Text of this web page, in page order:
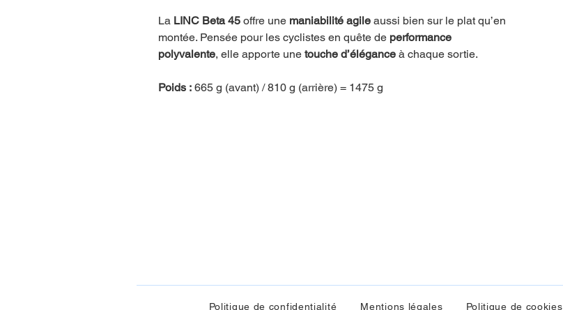
La LINC Beta 45 offre une maniabilité agile aussi bien sur le plat qu’en
montée. Pensée pour les cyclistes en quête de performance
polyvalente, elle apporte une touche d’élégance à chaque sortie.
Poids : 665 g (avant) / 810 g (arrière) = 1475 g
Politique de confidentialité Mentions légales Politique de cookies